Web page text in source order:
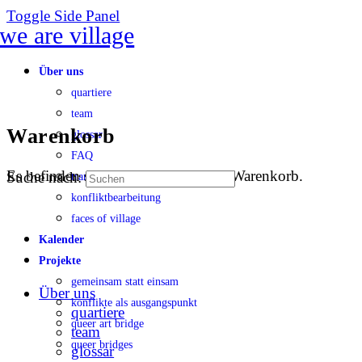
Toggle Side Panel
Über uns
quartiere
team
glossar
FAQ
transparenz
konfliktbearbeitung
faces of village
Kalender
Projekte
gemeinsam statt einsam
konflikte als ausgangspunkt
queer art bridge
queer bridges
Warenkorb
Es befinden sich keine Produkte im Warenkorb.
Suche nach:
Über uns
quartiere
team
glossar